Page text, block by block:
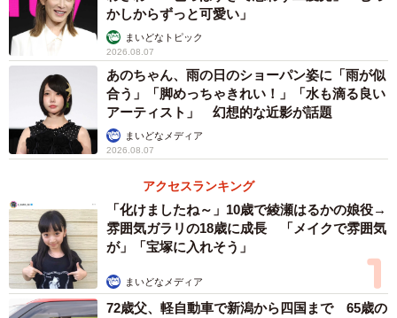
「週刊FLASH」6月4日発売号表紙(C)光文社／週刊FLASH
かしからずっと可愛い」
まいどなトピック
2026.08.07
あのちゃん、雨の日のショーパン姿に「雨が似
合う」「脚めっちゃきれい！」「水も滴る良い
アーティスト」 幻想的な近影が話題
まいどなメディア
2026.08.07
アクセスランキング
「化けましたね～」10歳で綾瀬はるかの娘役→
雰囲気ガラリの18歳に成長 「メイクで雰囲気
が」「宝塚に入れそう」
まいどなメディア
72歳父、軽自動車で新潟から四国まで 65歳の